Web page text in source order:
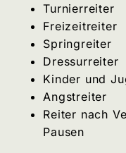
Turnierreiter
Freizeitreiter
Springreiter
Dressurreiter
Kinder und
Angstreiter
Reiter nach
Pausen